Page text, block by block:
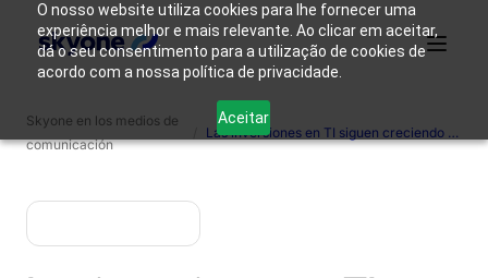
O nosso website utiliza cookies para lhe fornecer uma
experiência melhor e mais relevante. Ao clicar em aceitar,
dá o seu consentimento para a utilização de cookies de
acordo com a nossa política de privacidade.
Aceitar
Productos
Skyone?
Soluciones
somos
Skyone en los medios de
comunicación
Las inversiones en TI siguen creciendo en la era pospandémica.